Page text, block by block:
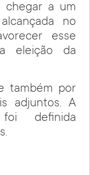
chegar a um
no
esse
eleição da
também por
adjuntos. A
definida